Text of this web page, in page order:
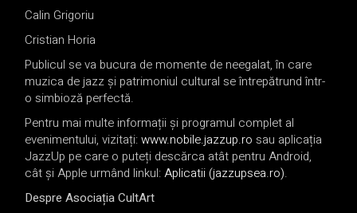
Calin Grigoriu
Cristian Horia
Publicul se va bucura de momente de neegalat, în care
muzica de jazz și patrimoniul cultural se întrepătrund într-
o simbioză perfectă.
Pentru mai multe informații și programul complet al
evenimentului, vizitați:www.nobile.jazzup.ro sau aplicația
JazzUp pe care o puteți descărca atât pentru Android,
cât și Apple urmând linkul:Aplicatii (jazzupsea.ro).
Despre Asociația CultArt